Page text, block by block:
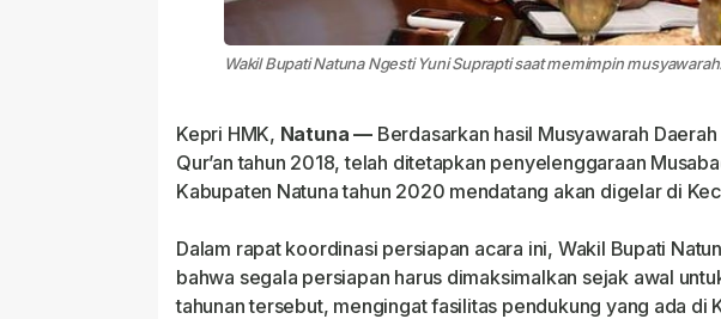
Wakil Bupati Natuna Ngesti Yuni Suprapti saat memimpin
Kepri HMK, Natuna — Berdasarkan hasil Musyawarah
Qur’an tahun 2018, telah ditetapkan penyelenggaraan
Kabupaten Natuna tahun 2020 mendatang akan digelar di
Dalam rapat koordinasi persiapan acara ini, Wakil Bupati
bahwa segala persiapan harus dimaksimalkan sejak awal
tahunan tersebut, mengingat fasilitas pendukung yang ada di